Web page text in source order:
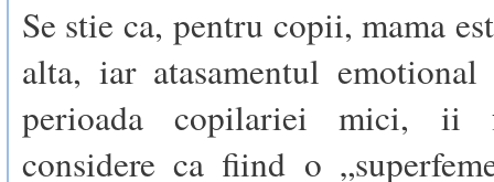
Se stie ca, pentru copii, mama
alta, iar atasamentul
perioada copilariei mici, ii
considere ca fiind o